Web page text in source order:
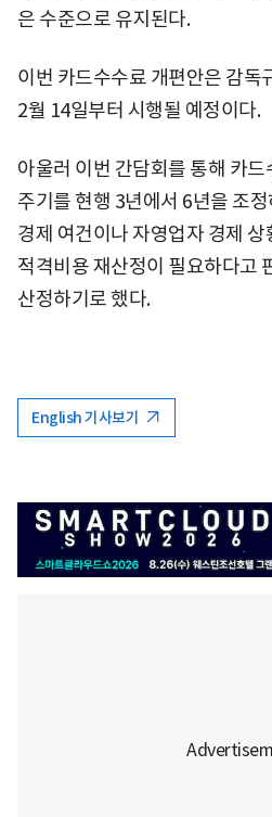
은 수준으로 유지된다.
이번 카드수수료 개편안은 감독
2월 14일부터 시행될 예정이다.
아울러 이번 간담회를 통해 카
주기를 현행 3년에서 6년을 조
경제 여건이나 자영업자 경제
적격비용 재산정이 필요하다고
산정하기로 했다.
English 기사보기